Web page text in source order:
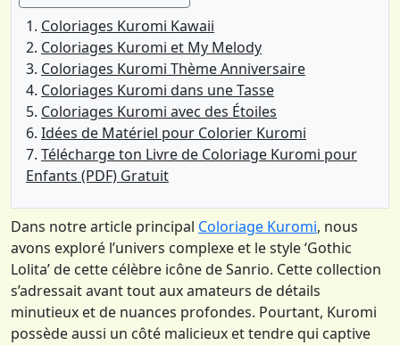
Coloriages Kuromi Kawaii
Coloriages Kuromi et My Melody
Coloriages Kuromi Thème Anniversaire
Coloriages Kuromi dans une Tasse
Coloriages Kuromi avec des Étoiles
Idées de Matériel pour Colorier Kuromi
Télécharge ton Livre de Coloriage Kuromi pour
Enfants (PDF) Gratuit
Dans notre article principal Coloriage Kuromi, nous
avons exploré l’univers complexe et le style ‘Gothic
Lolita’ de cette célèbre icône de Sanrio. Cette collection
s’adressait avant tout aux amateurs de détails
minutieux et de nuances profondes. Pourtant, Kuromi
possède aussi un côté malicieux et tendre qui captive